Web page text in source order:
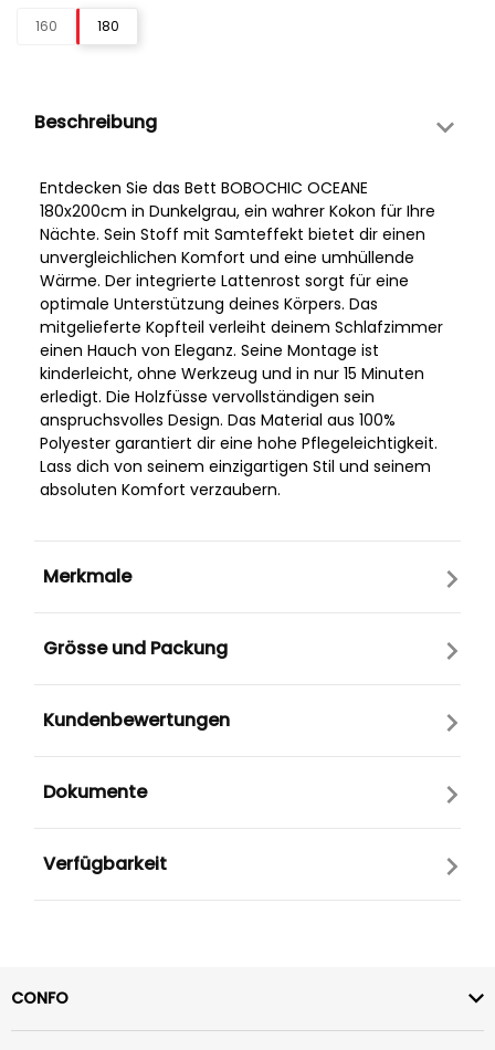
160 180
Beschreibung
Entdecken Sie das Bett BOBOCHIC OCEANE
180x200cm in Dunkelgrau, ein wahrer Kokon für Ihre
Nächte. Sein Stoff mit Samteffekt bietet dir einen
unvergleichlichen Komfort und eine umhüllende
Wärme. Der integrierte Lattenrost sorgt für eine
optimale Unterstützung deines Körpers. Das
mitgelieferte Kopfteil verleiht deinem Schlafzimmer
einen Hauch von Eleganz. Seine Montage ist
kinderleicht, ohne Werkzeug und in nur 15 Minuten
erledigt. Die Holzfüsse vervollständigen sein
anspruchsvolles Design. Das Material aus 100%
Polyester garantiert dir eine hohe Pflegeleichtigkeit.
Lass dich von seinem einzigartigen Stil und seinem
absoluten Komfort verzaubern.
Merkmale
Grösse und Packung
Kundenbewertungen
Dokumente
Verfügbarkeit
CONFO